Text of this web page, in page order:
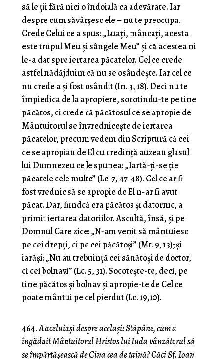
să le ţii fără nici o îndoială ca adevărate. Iar
despre cum săvârşesc ele – nu te preocupa.
Crede Celui ce a spus: „Luaţi, mâncaţi, acesta
este trupul Meu şi sângele Meu” şi că acestea ni
le-a dat spre iertarea păcatelor. Cel ce crede
astfel nădăjduim că nu se osândeşte. Iar cel ce
nu crede a şi fost osândit (In. 3, 18). Deci nu te
împiedica de la apropiere, socotindu-te pe tine
păcătos, ci crede că păcătosul ce se apropie de
Mântuitorul se învredniceşte de iertarea
păcatelor, precum vedem din Scriptură că cei
ce se apropiau de El cu credinţă auzeau glasul
lui Dumnezeu ce le spunea: „Iartă-ţi-se ţie
păcatele cele multe” (Lc. 7, 47-48). Cel ce ar fi
fost vrednic să se apropie de El n-ar fi avut
păcat. Dar, fiindcă era păcătos şi datornic, a
primit iertarea datoriilor. Ascultă, însă, şi pe
Domnul Care zice: „N-am venit să mântuiesc
pe cei drepţi, ci pe cei păcătoşi” (Mt. 9, 13); şi
iarăşi: „Nu au trebuinţă cei sănătoşi de doctor,
ci cei bolnavi” (Lc. 5, 31). Socoteşte-te, deci, pe
tine păcătos şi bolnav şi apropie-te de Cel ce
poate mântui pe cel pierdut (Lc. 19,10).
464.A aceluiaşi despre acelaşi: Stăpâne, cum a
îngăduit Mântuitorul Hristos lui Iuda vânzătorul să
se împărtăşească de Cina cea de taină? Căci Sf. Ioan